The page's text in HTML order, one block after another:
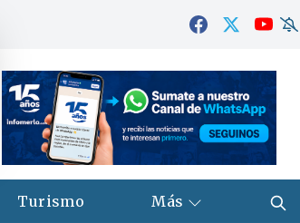
Turismo Más